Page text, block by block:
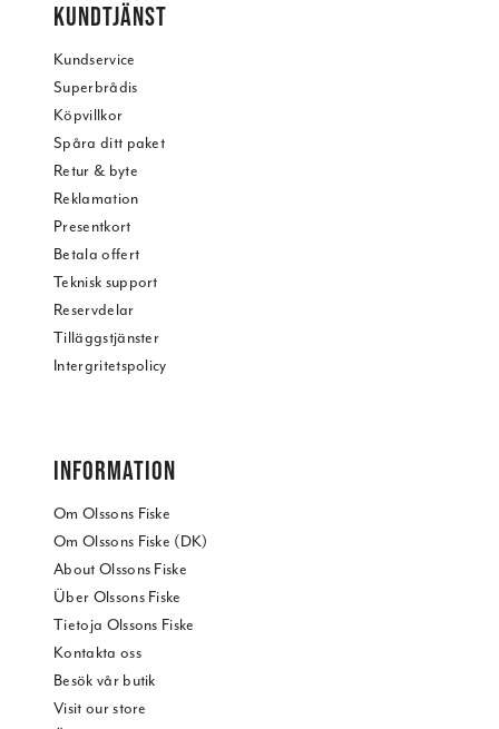
KUNDTJÄNST
Kundservice
Superbrådis
Köpvillkor
Spåra ditt paket
Retur & byte
Reklamation
Presentkort
Betala offert
Teknisk support
Reservdelar
Tilläggstjänster
Intergritetspolicy
INFORMATION
Om Olssons Fiske
Om Olssons Fiske (DK)
About Olssons Fiske
Über Olssons Fiske
Tietoja Olssons Fiske
Kontakta oss
Besök vår butik
Visit our store